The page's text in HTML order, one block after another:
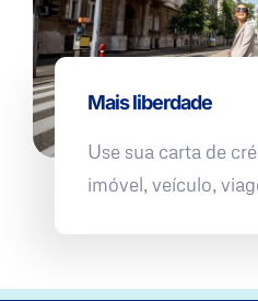
Mais liberdade
Use sua carta de
imóvel, veículo,